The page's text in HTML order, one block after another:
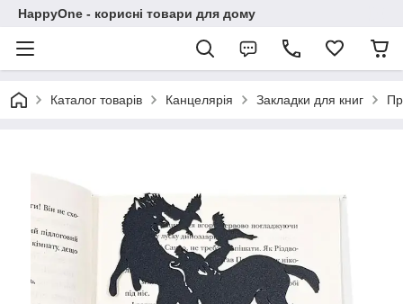
HappyOne - корисні товари для дому
Каталог товарів Канцелярія Закладки для книг